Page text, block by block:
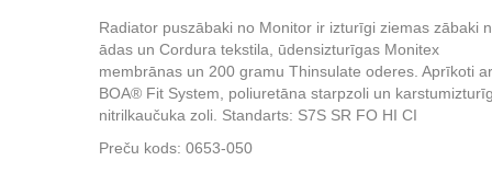
Radiator puszābaki no Monitor ir izturīgi ziemas zābaki
ādas un Cordura tekstila, ūdensizturīgas Monitex
membrānas un 200 gramu Thinsulate oderes. Aprīkoti ar
BOA® Fit System, poliuretāna starpzoli un
nitrilkaučuka zoli. Standarts: S7S SR FO HI CI
Preču kods: 0653-050